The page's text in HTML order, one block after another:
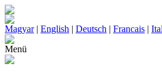
Magyar| English | Deutsch | Francais |
Menü